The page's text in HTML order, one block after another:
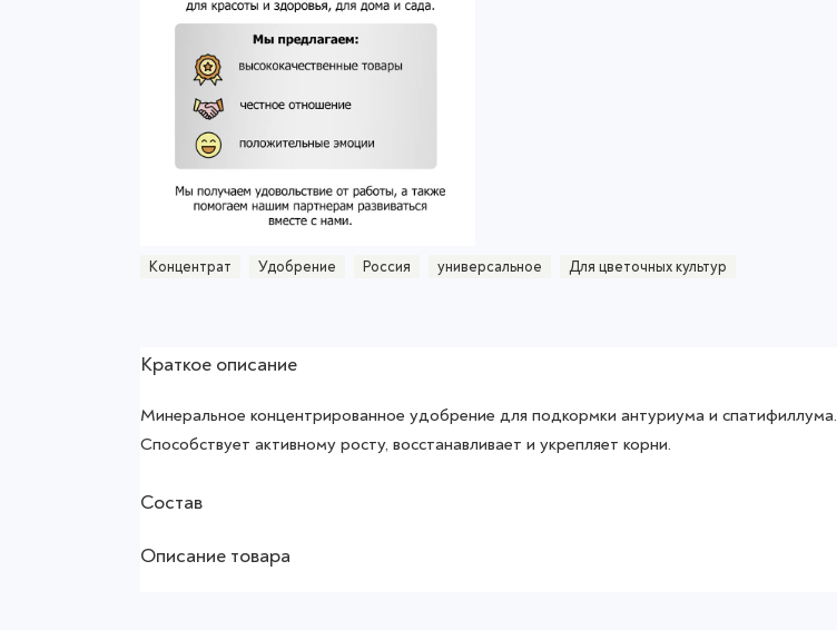
Концентрат Удобрение Россия универсальное Для цветочных культур
Краткое описание
Минеральное концентрированное удобрение для подкормки антуриума и спатифиллума.
Способствует активному росту, восстанавливает и укрепляет корни.
Состав
Описание товара